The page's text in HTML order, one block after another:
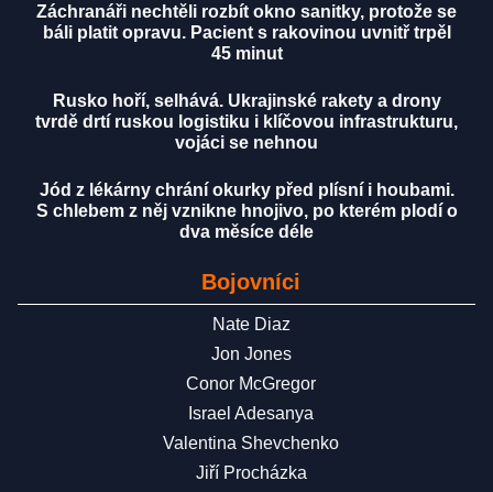
Záchranáři nechtěli rozbít okno sanitky, protože se
báli platit opravu. Pacient s rakovinou uvnitř trpěl
45 minut
Rusko hoří, selhává. Ukrajinské rakety a drony
tvrdě drtí ruskou logistiku i klíčovou infrastrukturu,
vojáci se nehnou
Jód z lékárny chrání okurky před plísní i houbami.
S chlebem z něj vznikne hnojivo, po kterém plodí o
dva měsíce déle
Bojovníci
Nate Diaz
Jon Jones
Conor McGregor
Israel Adesanya
Valentina Shevchenko
Jiří Procházka